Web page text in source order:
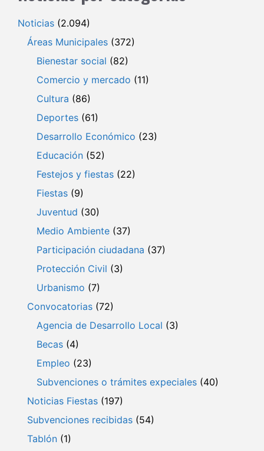
Noticias (2.094)
Áreas Municipales (372)
Bienestar social (82)
Comercio y mercado (11)
Cultura (86)
Deportes (61)
Desarrollo Económico (23)
Educación (52)
Festejos y fiestas (22)
Fiestas (9)
Juventud (30)
Medio Ambiente (37)
Participación ciudadana (37)
Protección Civil (3)
Urbanismo (7)
Convocatorias (72)
Agencia de Desarrollo Local (3)
Becas (4)
Empleo (23)
Subvenciones o trámites expeciales (40)
Noticias Fiestas (197)
Subvenciones recibidas (54)
Tablón (1)